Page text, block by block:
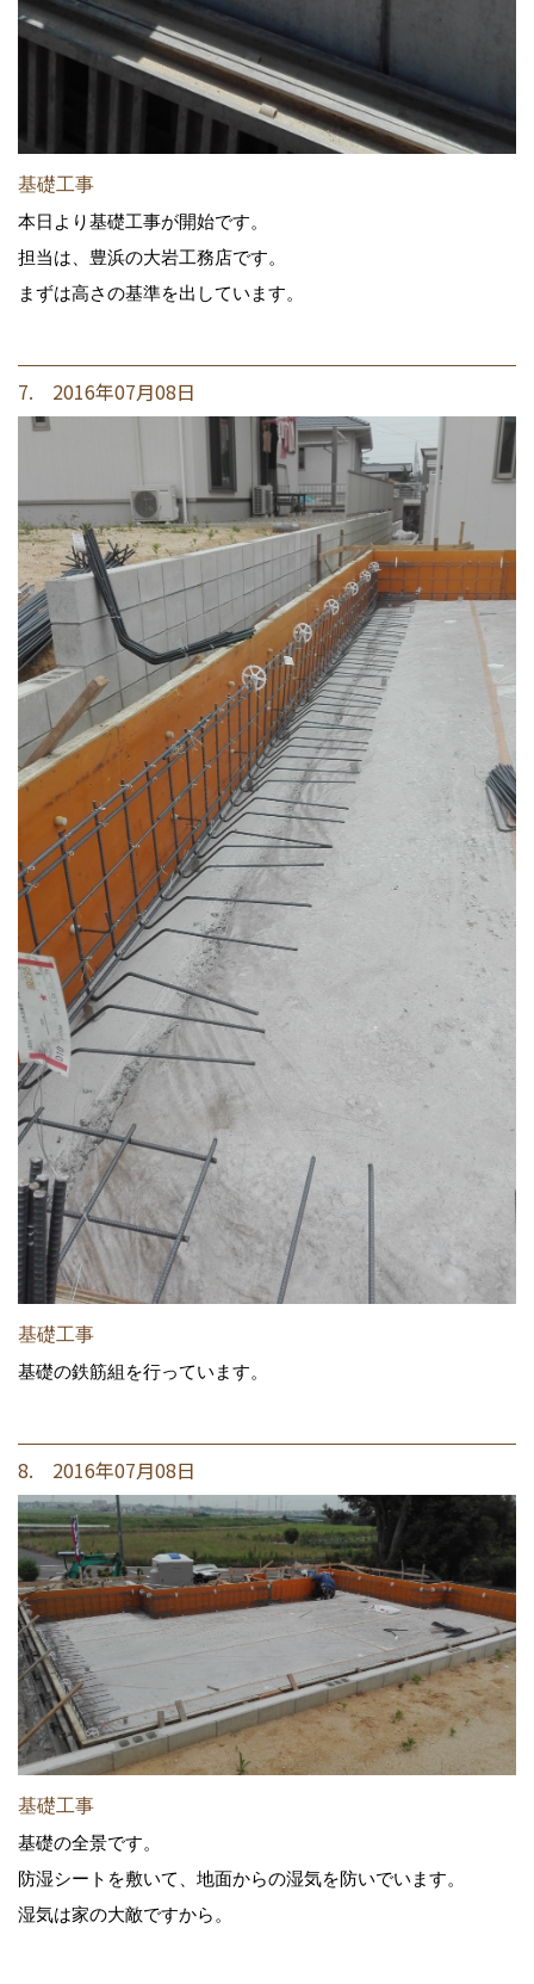
基礎工事
本日より基礎工事が開始です。
担当は、豊浜の大岩工務店です。
まずは高さの基準を出しています。
7. 2016年07月08日
基礎工事
基礎の鉄筋組を行っています。
8. 2016年07月08日
基礎工事
基礎の全景です。
防湿シートを敷いて、地面からの湿気を防いでいます。
湿気は家の大敵ですから。